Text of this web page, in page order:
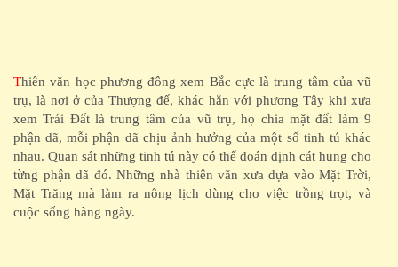
Thiên văn học phương đông xem Bắc cực là trung tâm của vũ
trụ, là nơi ở của Thượng đế, khác hẳn với phương Tây khi xưa
xem Trái Đất là trung tâm của vũ trụ, họ chia mặt đất làm 9
phận dã, mỗi phận dã chịu ảnh hưởng của một số tinh tú khác
nhau. Quan sát những tinh tú này có thể đoán định cát hung cho
từng phận dã đó. Những nhà thiên văn xưa dựa vào Mặt Trời,
Mặt Trăng mà làm ra nông lịch dùng cho việc trồng trọt, và
cuộc sống hàng ngày.